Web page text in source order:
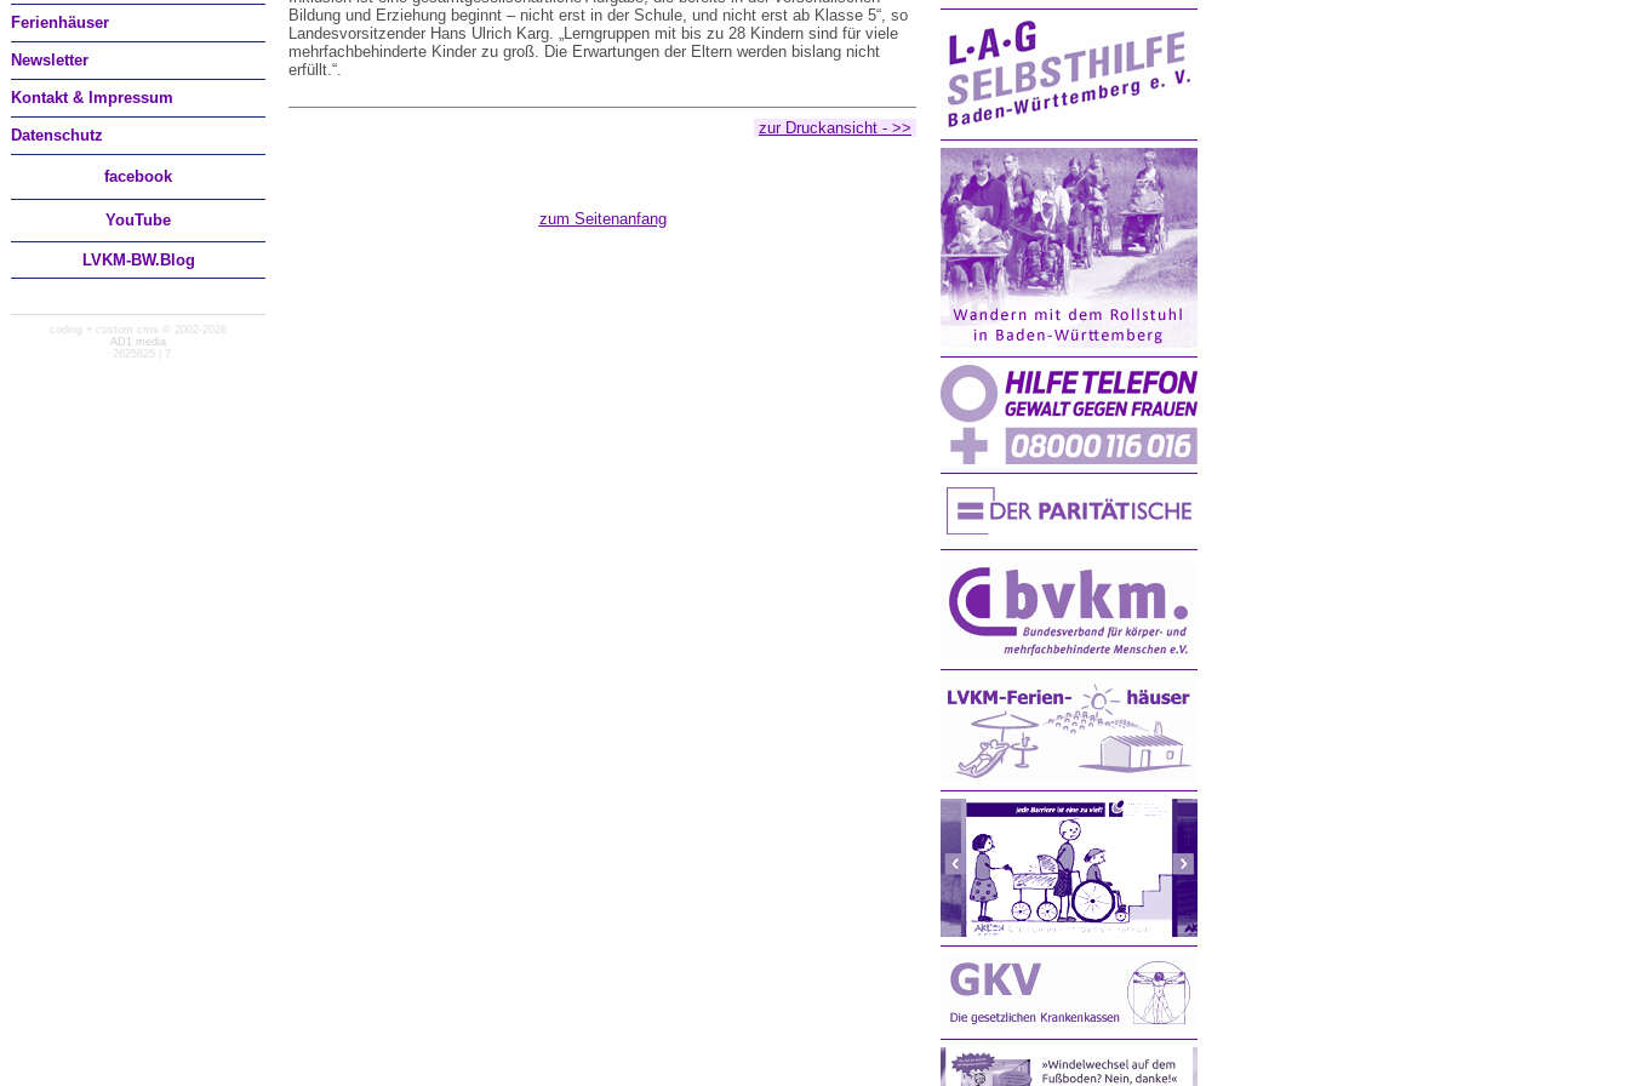
Ferienhäuser
Newsletter
Kontakt & Impressum
Datenschutz
facebook
YouTube
LVKM-BW.Blog
coding + custom cms © 2002-2026
AD1 media
· 2625825 | 7
Bildung und Erziehung beginnt – nicht erst in der Schule, und nicht erst ab Klasse 5“, so
Landesvorsitzender Hans Ulrich Karg. „Lerngruppen mit bis zu 28 Kindern sind für viele
mehrfachbehinderte Kinder zu groß. Die Erwartungen der Eltern werden bislang nicht
erfüllt.“.
zur Druckansicht - >>
zum Seitenanfang